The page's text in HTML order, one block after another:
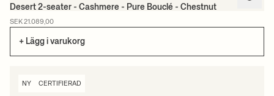
Desert 2-seater - Cashmere - Pure Bouclé - Chestnut
SEK 21.089,00
+ Lägg i varukorg
NY CERTIFIERAD